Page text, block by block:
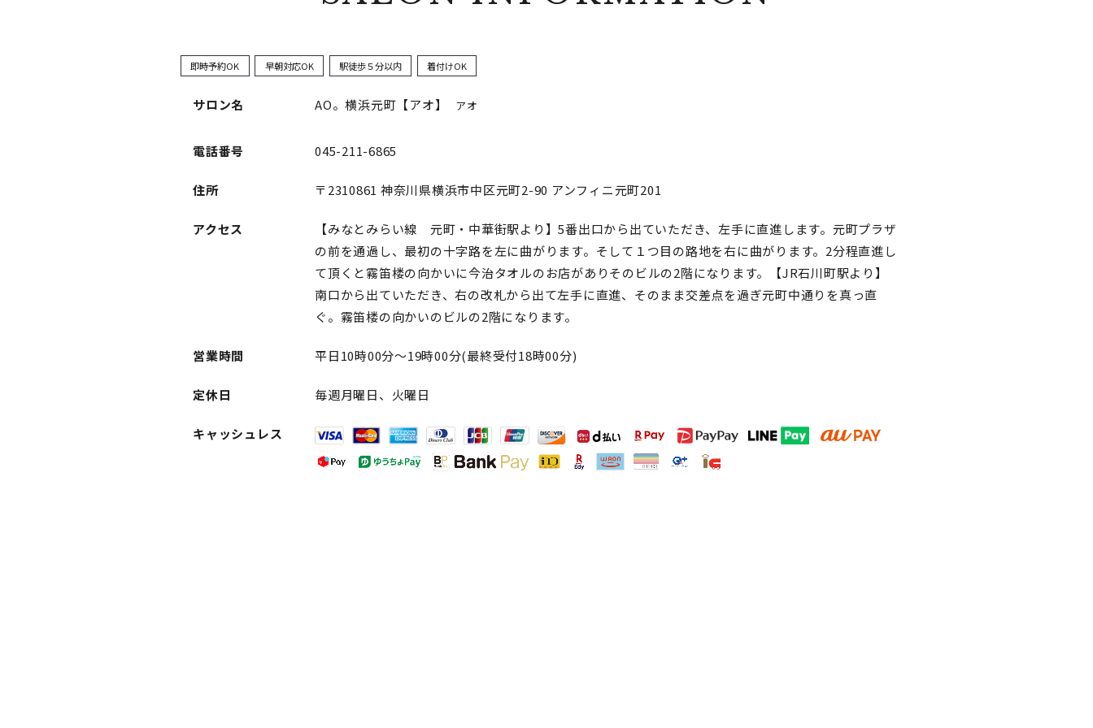
即時予約OK 早朝対応OK 駅徒歩５分以内 着付けOK
サロン名 AO。横浜元町【アオ】 アオ
電話番号 045-211-6865
住所 〒2310861 神奈川県横浜市中区元町2-90 アンフィニ元町201
アクセス
【みなとみらい線 元町・中華街駅より】5番出口から出ていただき、左手に直進します。元町プラザ
の前を通過し、最初の十字路を左に曲がります。そして１つ目の路地を右に曲がります。2分程直進し
て頂くと霧笛楼の向かいに今治タオルのお店がありそのビルの2階になります。【JR石川町駅より】
南口から出ていただき、右の改札から出て左手に直進、そのまま交差点を過ぎ元町中通りを真っ直
ぐ。霧笛楼の向かいのビルの2階になります。
営業時間 平日10時00分～19時00分(最終受付18時00分)
定休日 毎週月曜日、火曜日
キャッシュレス